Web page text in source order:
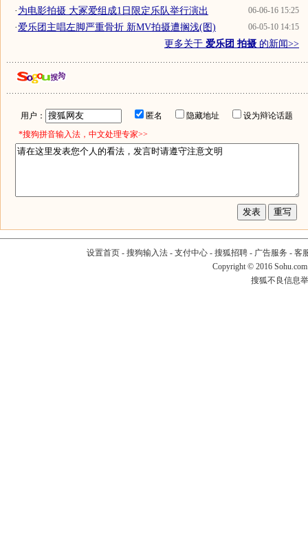
06-06-16 15:25
·为电影拍摄 大冢爱组成1日限定乐队举行演出
06-05-10 14:15
·爱乐团主唱左脚严重骨折 新MV拍摄遭搁浅(图)
更多关于 爱乐团 拍摄 的新闻>>
用户： 匿名 隐藏地址
设为辩论话题
*搜狗拼音输入法，中文处理专家>>
设置首页- 搜狗输入法- 支付中心- 搜狐招聘- 广告服务 - 客
Copyright © 2016
搜狐不良信息